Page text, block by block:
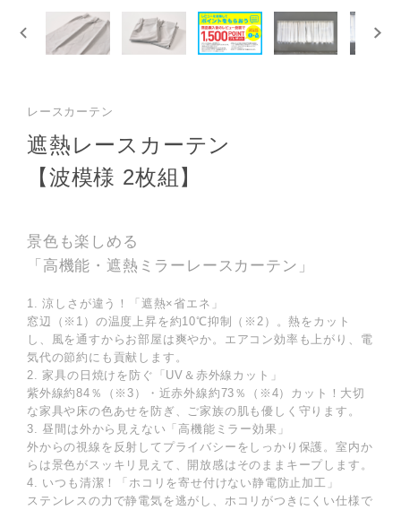
レースカーテン
遮熱レースカーテン
【波模様 2枚組】
景色も楽しめる
「高機能・遮熱ミラーレースカーテン」
1. 涼しさが違う！「遮熱×省エネ」
窓辺（※1）の温度上昇を約10℃抑制（※2）
。熱をカット
し、風を通すからお部屋は爽やか。エアコン効率も上がり、電
気代の節約にも貢献します。
2. 家具の日焼けを防ぐ「UV＆赤外線カット」
紫外線約84％（※3） ・近赤外線約73％（※4）
カット！大切
な家具や床の色あせを防ぎ、ご家族の肌も優しく守ります。
3. 昼間は外から見えない「高機能ミラー効果」
外からの視線を反射してプライバシーをしっかり保護。室内か
らは景色がスッキリ見えて、開放感はそのままキープします。
4. いつも清潔！「ホコリを寄せ付けない静電防止加工」
ステンレスの力で静電気を逃がし、ホコリがつきにくい仕様で